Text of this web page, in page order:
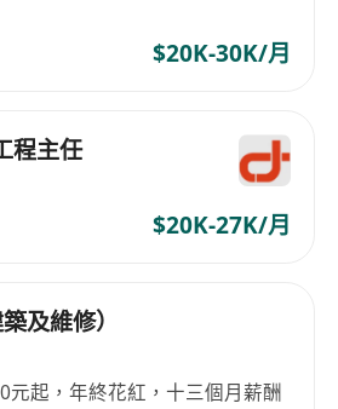
$20K-30K/月
程主任
$20K-27K/月
及維修）
元起，年終花紅，十三個月薪酬